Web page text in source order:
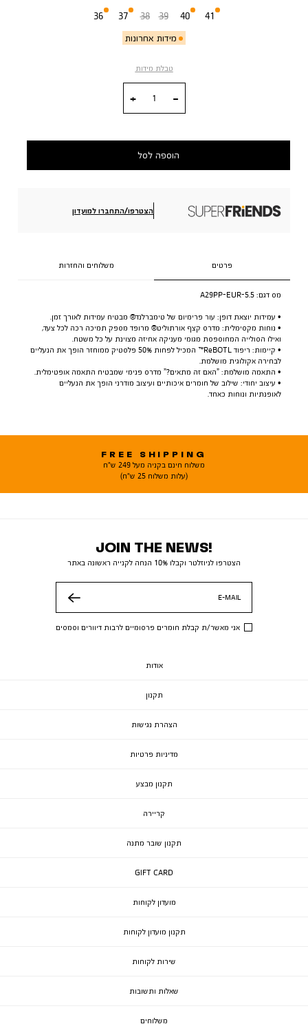
36
מידות אחרונות
37 38 39 40 41
טבלת מידות
הוספה לסל
הצטרפו/התחברו למועדון
פרטים משלוחים והחזרות
מס דגם: A29PP-EUR-5.5
• עמידות יוצאת דופן: עור פרימיום של טימברלנד® מבטיח עמידות לאורך זמן.
• נוחות מקסימלית: מדרס קצף אורתוליט® מרופד מספק תמיכה רכה לכל צעד,
ואילו הסולייה המחוספסת מגומי מעניקה אחיזה מצוינת על כל משטח.
• קיימות: ריפוד ReBOTL™ המכיל לפחות 50% פלסטיק ממוחזר הופך את הנעליים
לבחירה אקולוגית מושלמת.
• התאמה מושלמת: ”האם זה מתאים?” מדרס פנימי שמבטיח התאמה אופטימלית.
• עיצוב יחודי: שילוב של חומרים איכותיים ועיצוב מודרני הופך את הנעליים
לאופנתיות ונוחות כאחד.
FREE SHIPPING
משלוח חינם בקניה מעל 249 ש"ח
(עלות משלוח 25 ש"ח)
JOIN THE NEWS!
הצטרפו לניוזלטר וקבלו 10% הנחה לקנייה ראשונה באתר
E-MAIL
אני מאשר/ת קבלת חומרים פרסומיים לרבות דיוורים וסמסים
אודות
תקנון
הצהרת נגישות
מדיניות פרטיות
תקנון מבצע
קריירה
תקנון שובר מתנה
GIFT CARD
מועדון לקוחות
תקנון מועדון לקוחות
שירות לקוחות
שאלות ותשובות
משלוחים